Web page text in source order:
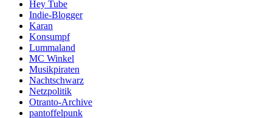
Hey Tube
Indie-Blogger
Karan
Konsumpf
Lummaland
MC Winkel
Musikpiraten
Nachtschwarz
Netzpolitik
Otranto-Archive
pantoffelpunk